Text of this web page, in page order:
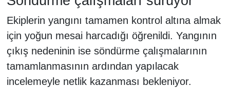
Ekiplerin yangını tamamen kontrol altına almak
için yoğun mesai harcadığı öğrenildi. Yangının
çıkış nedeninin ise söndürme çalışmalarının
tamamlanmasının ardından yapılacak
incelemeyle netlik kazanması bekleniyor.